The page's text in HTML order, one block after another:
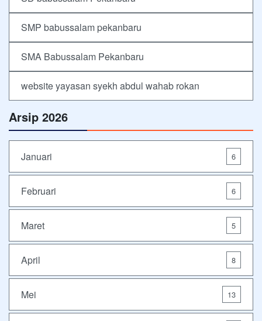
SMP babussalam pekanbaru
SMA Babussalam Pekanbaru
website yayasan syekh abdul wahab rokan
Arsip 2026
Januari 6
Februari 6
Maret 5
April 8
Mei 13